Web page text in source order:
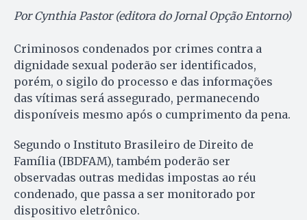
Por Cynthia Pastor (editora do Jornal Opção Entorno)
Criminosos condenados por crimes contra a
dignidade sexual poderão ser identificados,
porém, o sigilo do processo e das informações
das vítimas será assegurado, permanecendo
disponíveis mesmo após o cumprimento da pena.
Segundo o Instituto Brasileiro de Direito de
Família (IBDFAM), também poderão ser
observadas outras medidas impostas ao réu
condenado, que passa a ser monitorado por
dispositivo eletrônico.